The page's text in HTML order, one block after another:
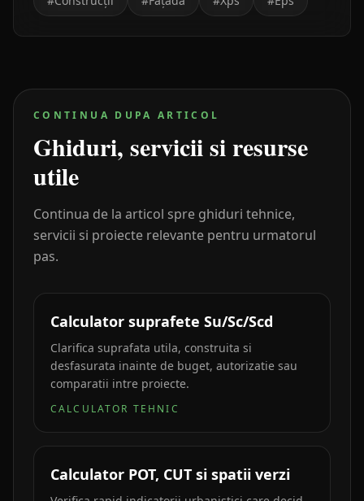
CONTINUA DUPA ARTICOL
Ghiduri, servicii si resurse
utile
Continua de la articol spre ghiduri tehnice,
servicii si proiecte relevante pentru urmatorul
pas.
Calculator suprafete Su/Sc/Scd
Clarifica suprafata utila, construita si
desfasurata inainte de buget, autorizatie sau
comparatii intre proiecte.
CALCULATOR TEHNIC
Calculator POT, CUT si spatii verzi